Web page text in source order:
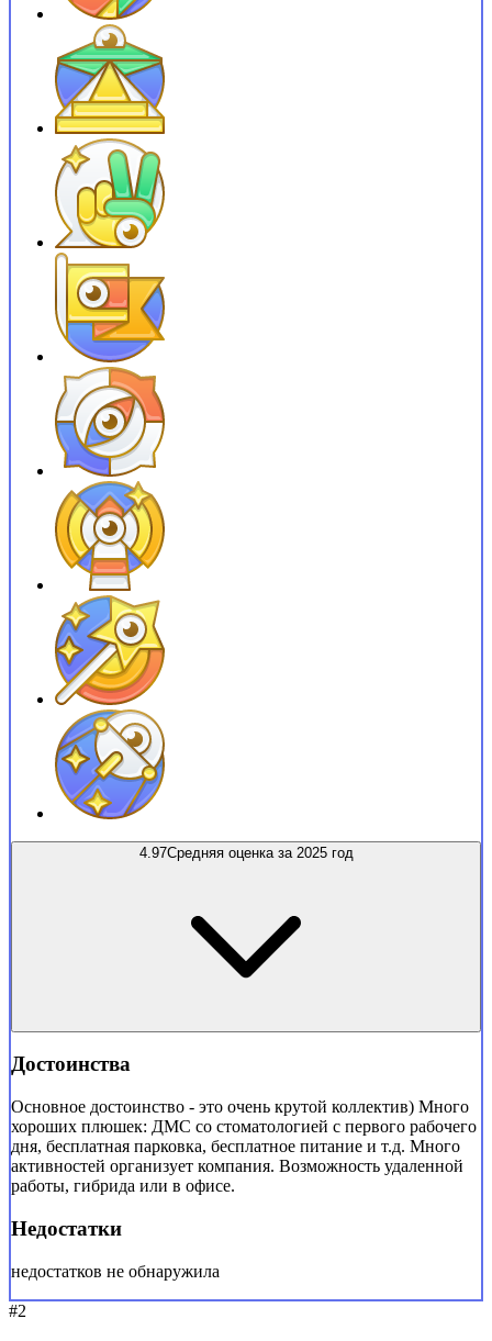
4.97Средняя оценка за 2025 год
Достоинства
Основное достоинство - это очень крутой коллектив) Много
хороших плюшек: ДМС со стоматологией с первого рабочего
дня, бесплатная парковка, бесплатное питание и т.д. Много
активностей организует компания. Возможность удаленной
работы, гибрида или в офисе.
Недостатки
недостатков не обнаружила
#2